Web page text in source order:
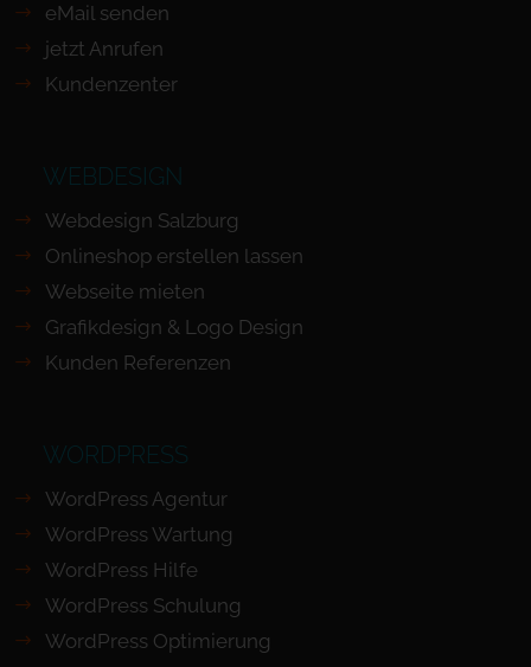
eMail senden
jetzt Anrufen
Kundenzenter
WEBDESIGN
Webdesign Salzburg
Onlineshop erstellen lassen
Webseite mieten
Grafikdesign & Logo Design
Kunden Referenzen
WORDPRESS
WordPress Agentur
WordPress Wartung
WordPress Hilfe
WordPress Schulung
WordPress Optimierung